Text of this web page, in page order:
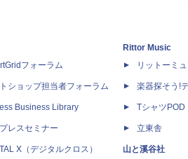
フォーラム
ショップ担当者フォーラム
Business Library
レスセミナー
X（デジタルクロス）
Rittor Music
リットーミ
楽器探そう!
Tシャツ
立東舎
山と溪谷社